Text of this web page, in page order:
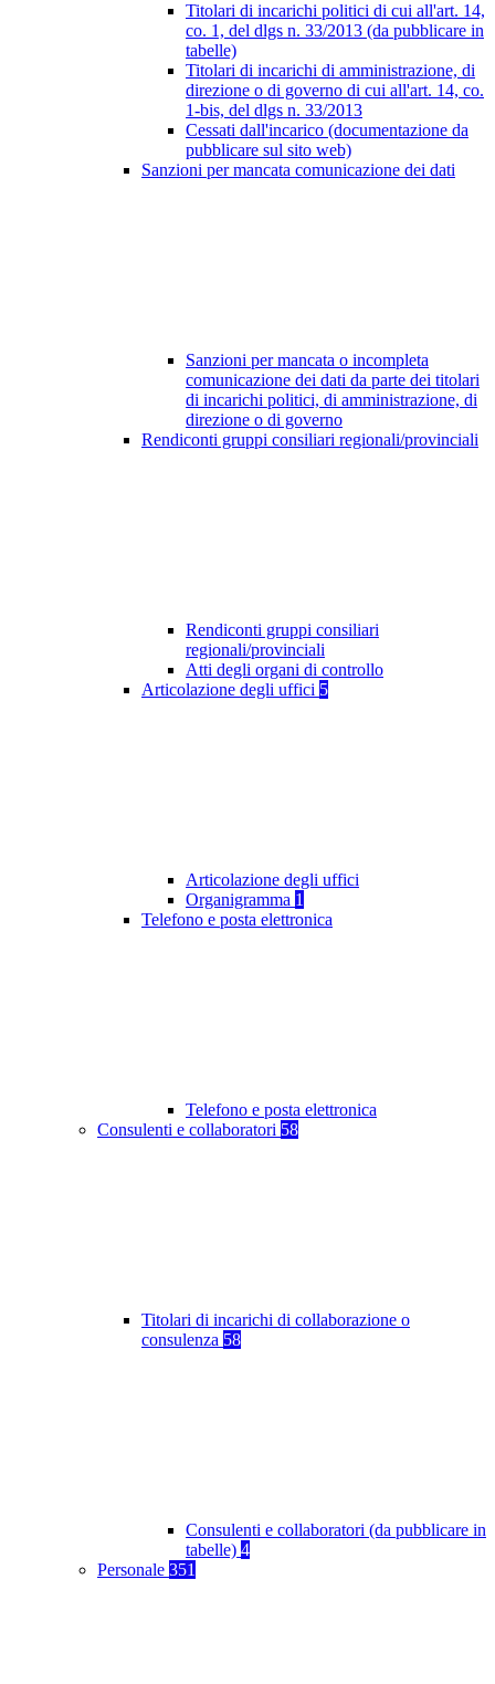
Titolari di incarichi politici di cui all'art. 14,
co. 1, del dlgs n. 33/2013 (da pubblicare in
tabelle)
Titolari di incarichi di amministrazione, di
direzione o di governo di cui all'art. 14, co.
1-bis, del dlgs n. 33/2013
Cessati dall'incarico (documentazione da
pubblicare sul sito web)
Sanzioni per mancata comunicazione dei dati
Sanzioni per mancata o incompleta
comunicazione dei dati da parte dei titolari
di incarichi politici, di amministrazione, di
direzione o di governo
Rendiconti gruppi consiliari regionali/provinciali
Rendiconti gruppi consiliari
regionali/provinciali
Atti degli organi di controllo
Articolazione degli uffici 5
Articolazione degli uffici
Organigramma 1
Telefono e posta elettronica
Telefono e posta elettronica
Consulenti e collaboratori 58
Titolari di incarichi di collaborazione o
consulenza 58
Consulenti e collaboratori (da pubblicare in
tabelle) 4
Personale 351